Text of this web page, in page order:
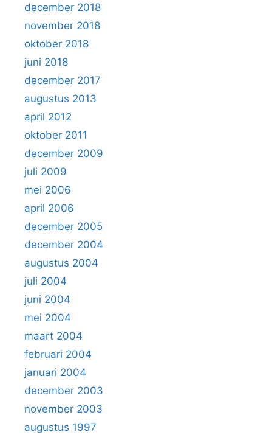
december 2018
november 2018
oktober 2018
juni 2018
december 2017
augustus 2013
april 2012
oktober 2011
december 2009
juli 2009
mei 2006
april 2006
december 2005
december 2004
augustus 2004
juli 2004
juni 2004
mei 2004
maart 2004
februari 2004
januari 2004
december 2003
november 2003
augustus 1997